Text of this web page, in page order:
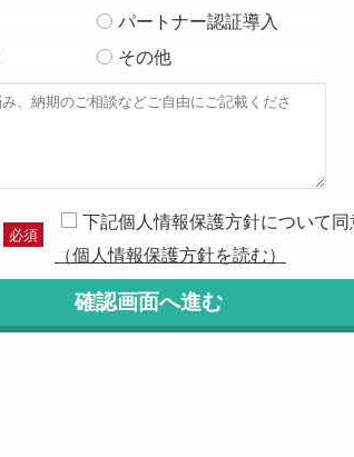
パートナー認証導入
その他
必須
下記個人情報保護方針について同
（個人情報保護方針を読む）